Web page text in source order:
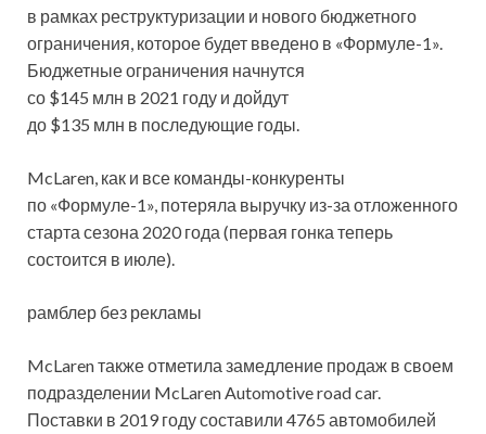
в рамках реструктуризации и нового бюджетного
ограничения, которое будет введено в «Формуле-1».
Бюджетные ограничения начнутся
со $145 млн в 2021 году и дойдут
до $135 млн в последующие годы.
McLaren, как и все команды-конкуренты
по «Формуле-1», потеряла выручку из-за отложенного
старта сезона 2020 года (первая гонка теперь
состоится в июле).
рамблер без рекламы
McLaren также отметила замедление продаж в своем
подразделении McLaren Automotive road car.
Поставки в 2019 году составили 4765 автомобилей